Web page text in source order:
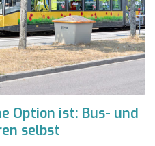
Option ist: Bus- und
selbst